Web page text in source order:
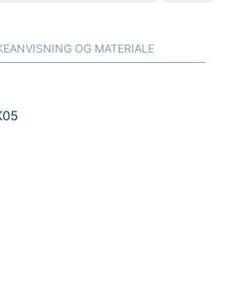
hverdagsjeans med normal
sidder komfortabelt uden at
OG MATERIALE